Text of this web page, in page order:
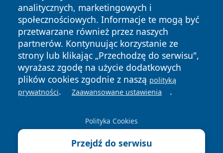
analitycznych, marketingowych i
społecznościowych. Informacje te mogą być
przetwarzane również przez naszych
partnerów. Kontynuując korzystanie ze
strony lub klikając „Przechodzę do serwisu",
wyrażasz zgodę na użycie dodatkowych
plików cookies zgodnie z naszą polityką
prywatności. Zaawansowane ustawienia .
Polityka Cookies
Przejdź do serwisu
zastrzeżone.
News Autorzy
Polityka
Prywatności
Polityka
Cookies